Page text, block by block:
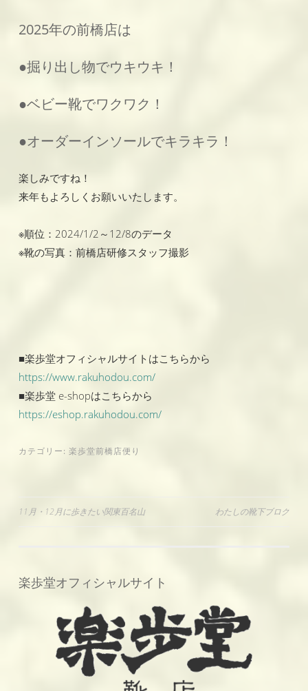
2025年の前橋店は
●掘り出し物でウキウキ！
●ベビー靴でワクワク！
●オーダーインソールでキラキラ！
楽しみですね！
来年もよろしくお願いいたします。
※順位：2024/1/2～12/8のデータ
※靴の写真：前橋店研修スタッフ撮影
■楽歩堂オフィシャルサイトはこちらから
https://www.rakuhodou.com/
■楽歩堂 e-shopはこちらから
https://eshop.rakuhodou.com/
カテゴリー: 楽歩堂前橋店便り
投
ビ
11月・12月に歩きたい関東百名山 わたしの靴下ブログ
楽歩堂オフィシャルサイト